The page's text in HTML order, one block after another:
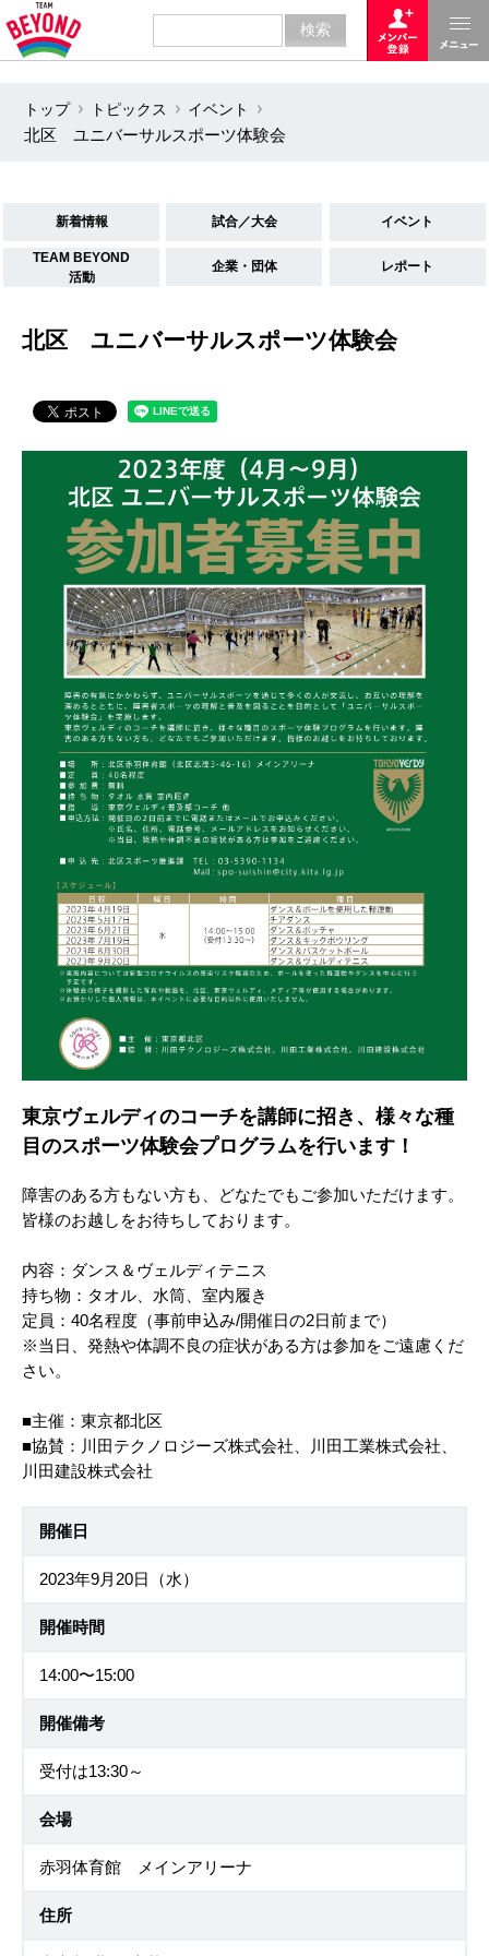
トップ トピックス
イベント
北区 ユニバーサルスポーツ体験会
新着情報 試合／大会 イベント
TEAM BEYOND
活動
企業・団体 レポート
北区 ユニバーサルスポーツ体験会
東京ヴェルディのコーチを講師に招き、様々な種
目のスポーツ体験会プログラムを行います！
障害のある方もない方も、どなたでもご参加いただけます。
皆様のお越しをお待ちしております。
内容：ダンス＆ヴェルディテニス
持ち物：タオル、水筒、室内履き
定員：40名程度（事前申込み/開催日の2日前まで）
※当日、発熱や体調不良の症状がある方は参加をご遠慮くだ
さい。
■主催：東京都北区
■協賛：川田テクノロジーズ株式会社、川田工業株式会社、
川田建設株式会社
開催日
2023年9月20日（水）
開催時間
14:00〜15:00
開催備考
受付は13:30～
会場
赤羽体育館 メインアリーナ
住所